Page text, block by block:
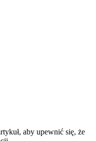
aby upewnić się, że